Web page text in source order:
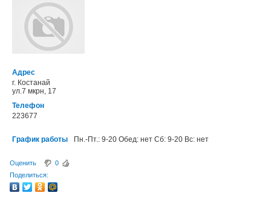
Адрес
г. Костанай
ул.7 мкрн, 17
Телефон
223677
График работы Пн.-Пт.: 9-20 Обед: нет Сб: 9-20 Вс: нет
Оценить
0
Поделиться: